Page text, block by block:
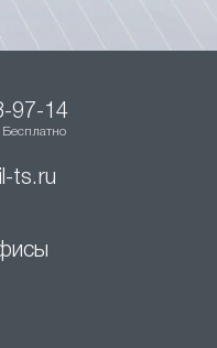
97-14
Бесплатно
ts.ru